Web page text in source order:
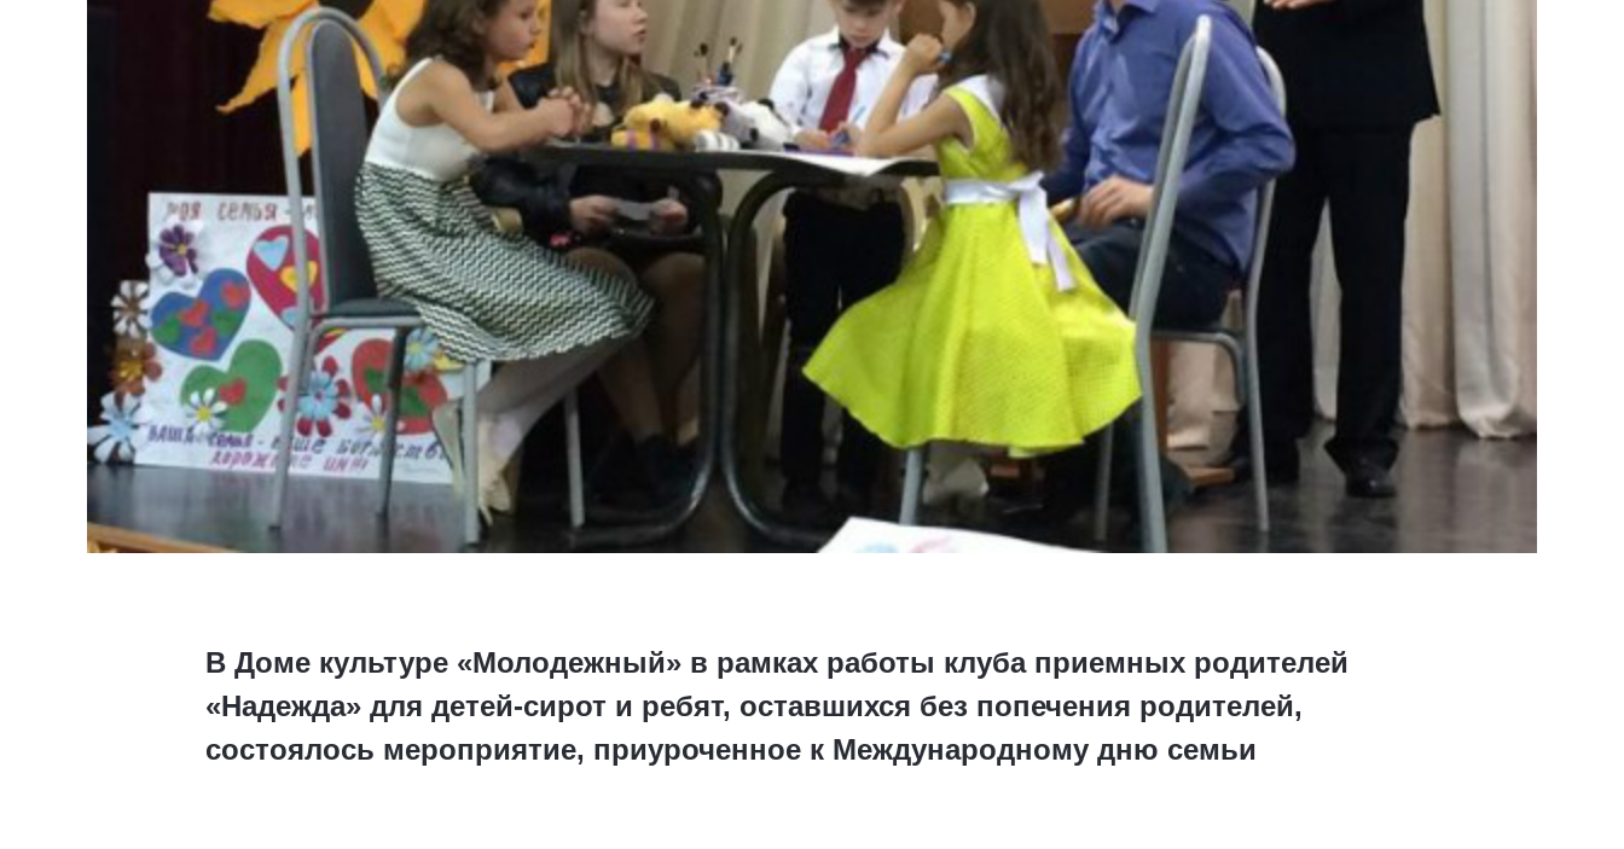
В Доме культуре «Молодежный» в рамках работы клуба приемных родителей
«Надежда» для детей-сирот и ребят, оставшихся без попечения родителей,
состоялось мероприятие, приуроченное к Международному дню семьи